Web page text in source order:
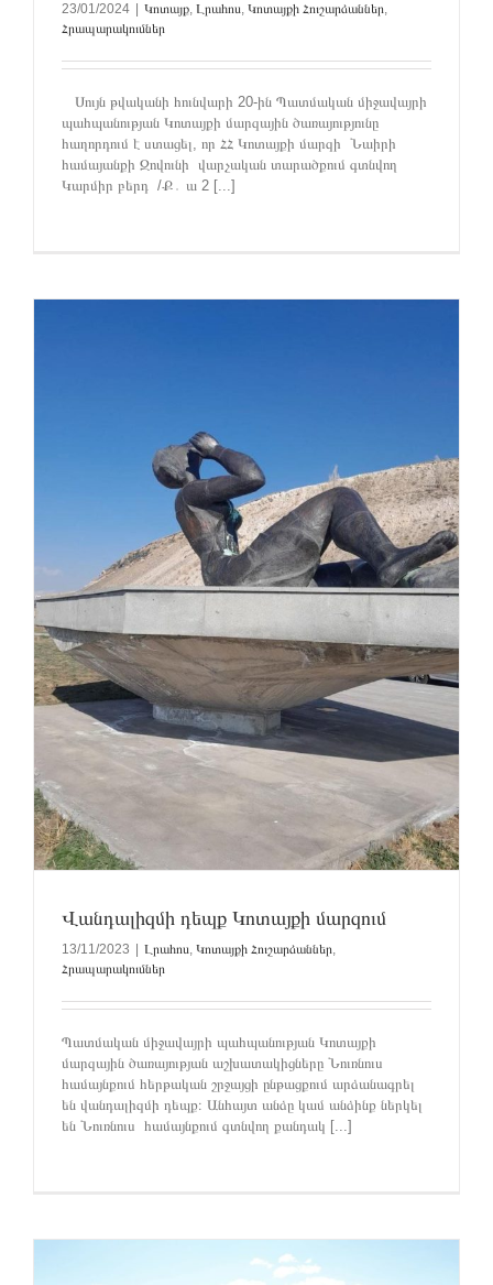
23/01/2024 Կոտայք, Լրահոս, Կոտայքի Հուշարձաններ,
Հրապարակումներ
Սույն թվականի հունվարի 20-ին Պատմական միջավայրի
պահպանության Կոտայքի մարզային ծառայությունը
հաղորդում է ստացել, որ ՀՀ Կոտայքի մարզի Նաիրի
համայանքի Զովունի վարչական տարածքում գտնվող
Կարմիր բերդ /Ք․ ա 2 [...]
Վանդալիզմի դեպք Կոտայքի մարզում
13/11/2023 Լրահոս, Կոտայքի Հուշարձաններ,
Հրապարակումներ
Պատմական միջավայրի պահպանության Կոտայքի
մարզային ծառայության աշխատակիցները Նուռնուս
համայնքում հերթական շրջայցի ընթացքում արձանագրել
են վանդալիզմի դեպք։ Անհայտ անձը կամ անձինք ներկել
են Նուռնուս համայնքում գտնվող քանդակ [...]